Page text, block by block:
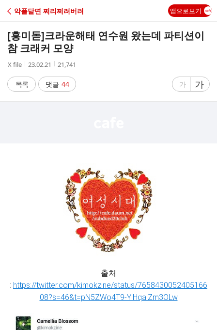
C
A
악플달면 쩌리쩌려버려 앱으로보기
[흥미돋]크라운해태 연수원 왔는데 파티션이
참 크래커 모양
작
자
X file
작
시
간
23.02.21
조
수
21,741
목록 댓글 44
글
가
글
자
가
출처
: https://twitter.com/kimokzine/status/7658430052405166
08?s=46&t=pN5ZWo4T9-YiHqalZm3OLw